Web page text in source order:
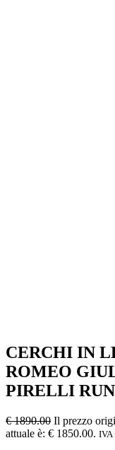
CERCHI IN
ROMEO
PIRELLI
€1890.00 Il prezzo
attuale è: € 1850.00. IVA